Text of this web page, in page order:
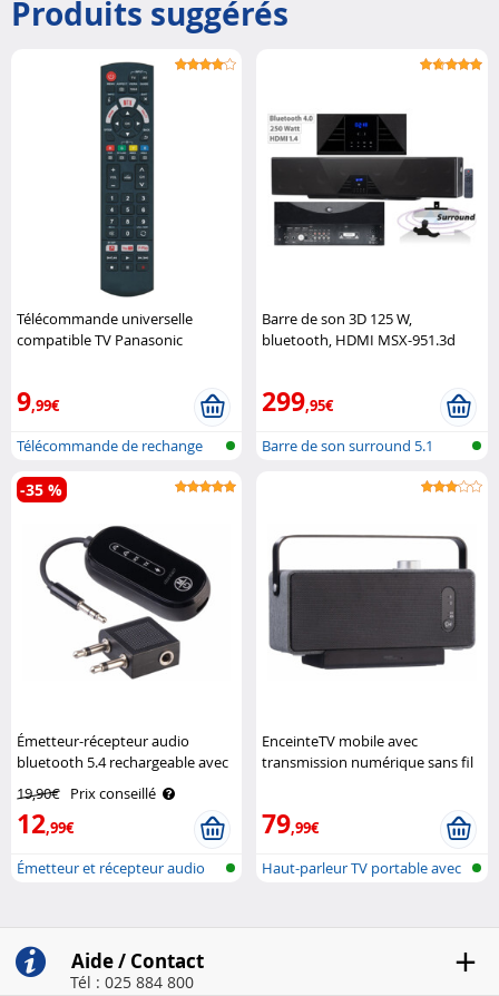
Produits suggérés
Télécommande universelle
compatible TV Panasonic
9,99€
Télécommande de rechange
pour télév..
Barre de son 3D 125 W,
bluetooth, HDMI MSX-951.3d
299,95€
Barre de son surround 5.1
Émetteur-récepteur audio
bluetooth 5.4 rechargeable avec
adaptateur avion Auvisio
19,90€ Prix conseillé
12,99€
-35 %
Émetteur et récepteur audio
EnceinteTV mobile avec
transmission numérique sans fil
79,99€
Haut-parleur TV portable avec
Aide / Contact
Tél : 025 884 800